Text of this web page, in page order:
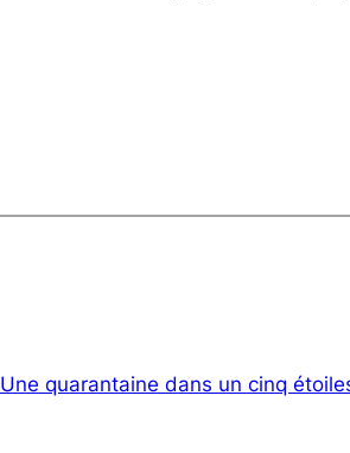
Une quarantaine dans un cinq